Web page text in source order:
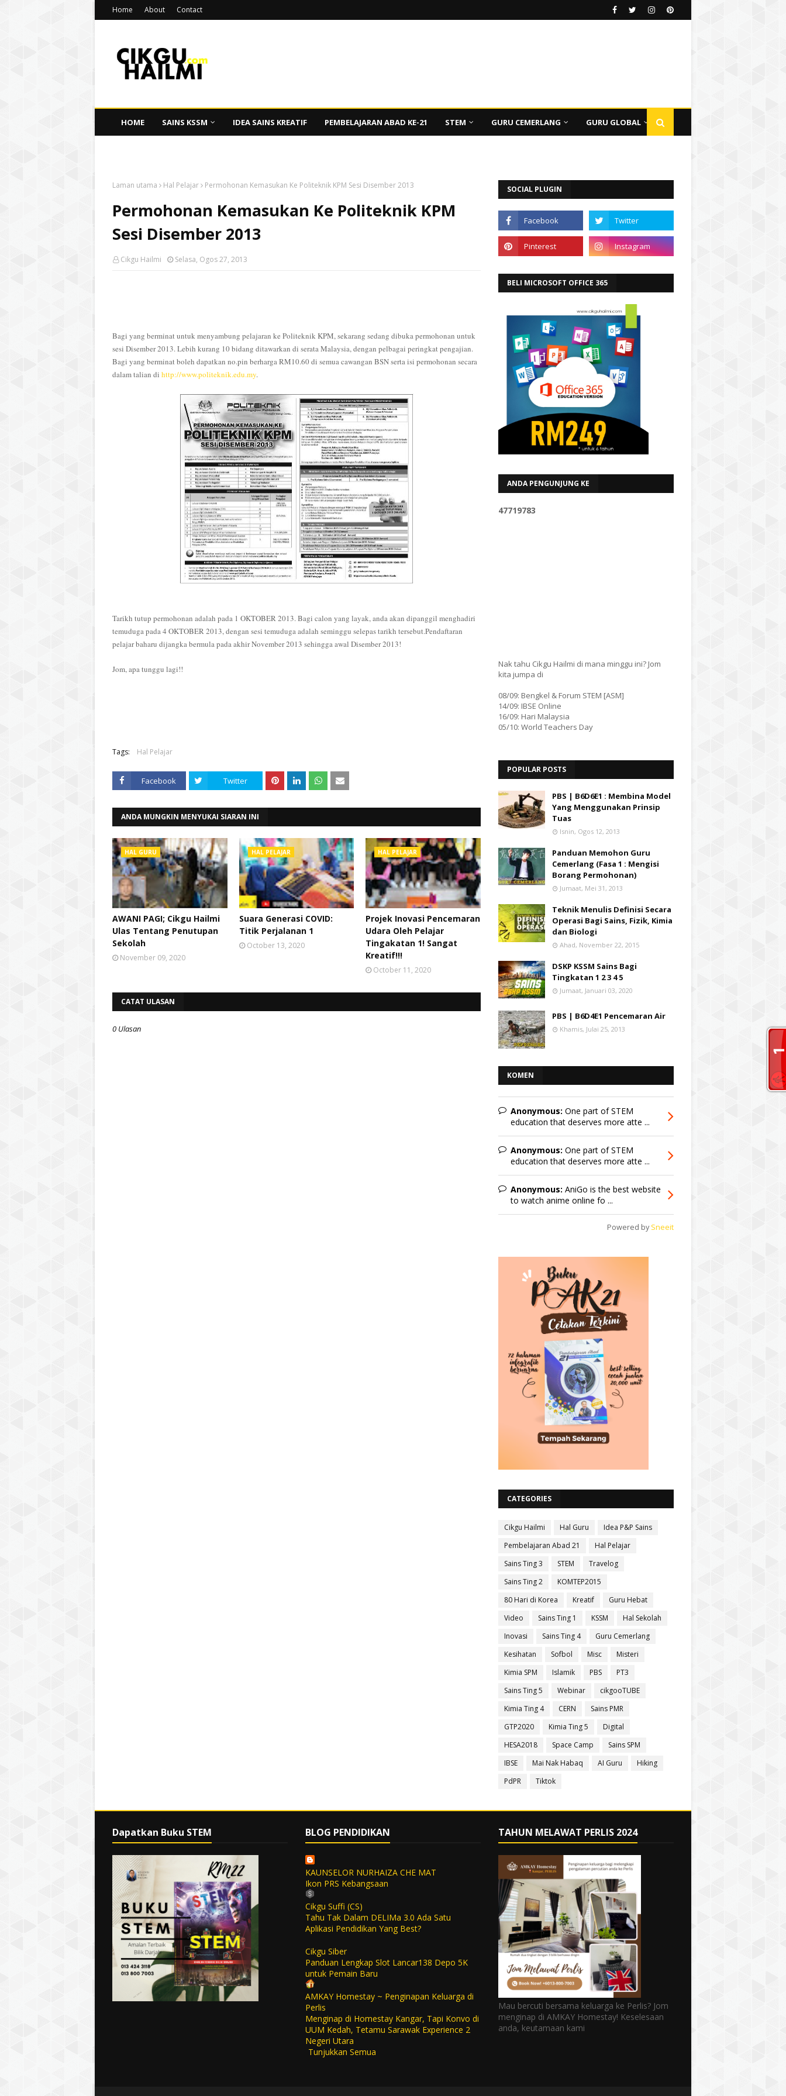
Home About Contact
HOME SAINS KSSM IDEA SAINS KREATIF PEMBELAJARAN ABAD KE-21 STEM GURU CEMERLANG GURU GLOBAL
Laman utama Hal Pelajar Permohonan Kemasukan Ke Politeknik KPM Sesi Disember 2013
Permohonan Kemasukan Ke Politeknik KPM
Sesi Disember 2013
Cikgu Hailmi Selasa, Ogos 27, 2013
Bagi yang berminat untuk menyambung pelajaran ke Politeknik KPM, sekarang sedang dibuka permohonan untuk
sesi Disember 2013. Lebih kurang 10 bidang ditawarkan di serata Malaysia, dengan pelbagai peringkat pengajian.
Bagi yang berminat boleh dapatkan no.pin berharga RM10.60 di semua cawangan BSN serta isi permohonan secara
dalam talian di http://www.politeknik.edu.my.
Tarikh tutup permohonan adalah pada 1 OKTOBER 2013. Bagi calon yang layak, anda akan dipanggil menghadiri
temuduga pada 4 OKTOBER 2013, dengan sesi temuduga adalah seminggu selepas tarikh tersebut.Pendaftaran
pelajar baharu dijangka bermula pada akhir November 2013 sehingga awal Disember 2013!
Jom, apa tunggu lagi!!
Tags: Hal Pelajar
Facebook Twitter
ANDA MUNGKIN MENYUKAI SIARAN INI
HAL GURU
AWANI PAGI; Cikgu Hailmi
Ulas Tentang Penutupan
Sekolah
November 09, 2020
HAL PELAJAR
Suara Generasi COVID:
Titik Perjalanan 1
October 13, 2020
HAL PELAJAR
Projek Inovasi Pencemaran
Udara Oleh Pelajar
Tingakatan 1! Sangat
Kreatif!!!
October 11, 2020
CATAT ULASAN
0 Ulasan
SOCIAL PLUGIN
BELI MICROSOFT OFFICE 365
ANDA PENGUNJUNG KE
47719783
Nak tahu Cikgu Hailmi di mana minggu ini? Jom
kita jumpa di
08/09: Bengkel & Forum STEM [ASM]
14/09: IBSE Online
16/09: Hari Malaysia
05/10: World Teachers Day
POPULAR POSTS
PBS | B6D6E1 : Membina Model
Yang Menggunakan Prinsip
Tuas
Isnin, Ogos 12, 2013
Panduan Memohon Guru
Cemerlang (Fasa 1 : Mengisi
Borang Permohonan)
Jumaat, Mei 31, 2013
Teknik Menulis Definisi Secara
Operasi Bagi Sains, Fizik, Kimia
dan Biologi
Ahad, November 22, 2015
DSKP KSSM Sains Bagi
Tingkatan 1 2 3 4 5
Jumaat, Januari 03, 2020
PBS | B6D4E1 Pencemaran Air
Khamis, Julai 25, 2013
KOMEN
Anonymous: One part of STEM
education that deserves more atte ...
Anonymous: One part of STEM
education that deserves more atte ...
Anonymous: AniGo is the best website
to watch anime online fo ...
Powered by Sneeit
CATEGORIES
Cikgu Hailmi Hal Guru
Idea P&P Sains
Pembelajaran Abad 21
Hal Pelajar
Sains Ting 3
STEM
Travelog
Sains Ting 2
KOMTEP2015
80 Hari di Korea
Kreatif
Guru Hebat
Video
Sains Ting 1 KSSM
Hal Sekolah
Inovasi
Sains Ting 4
Guru Cemerlang
Kesihatan
Sofbol Misc
Misteri
Kimia SPM
Islamik PBS
PT3
Sains Ting 5
Webinar
cikgooTUBE
Kimia Ting 4
CERN
Sains PMR
GTP2020
Kimia Ting 5
Digital
HESA2018
Space Camp
Sains SPM
IBSE
Mai Nak Habaq AI Guru
Hiking
PdPR
Tiktok
Dapatkan Buku STEM BLOG PENDIDIKAN
KAUNSELOR NURHAIZA CHE MAT
Ikon PRS Kebangsaan
Cikgu Suffi (CS)
Tahu Tak Dalam DELIMa 3.0 Ada Satu
Aplikasi Pendidikan Yang Best?
Cikgu Siber
Panduan Lengkap Slot Lancar138 Depo 5K
untuk Pemain Baru
AMKAY Homestay ~ Penginapan Keluarga di
Perlis
Menginap di Homestay Kangar, Tapi Konvo di
UUM Kedah, Tetamu Sarawak Experience 2
Negeri Utara
Tunjukkan Semua
TAHUN MELAWAT PERLIS 2024
Mau bercuti bersama keluarga ke Perlis? Jom
menginap di AMKAY Homestay! Keselesaan
anda, keutamaan kami